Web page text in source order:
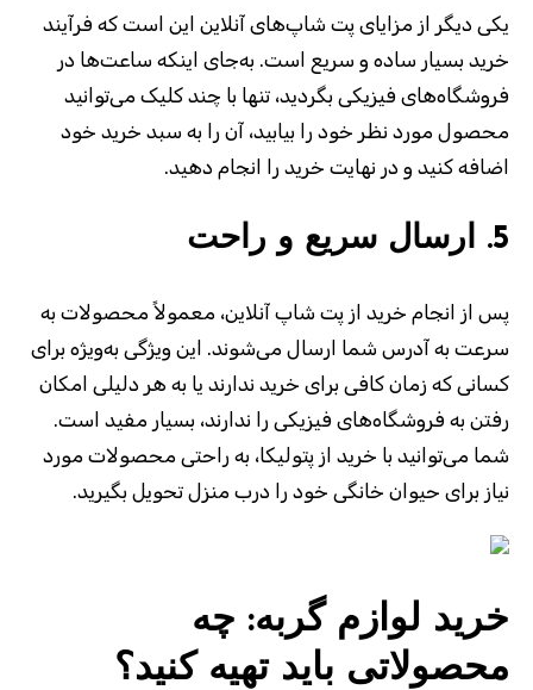
یکی دیگر از مزایای پت شاپ‌های آنلاین این است که فرآیند
خرید بسیار ساده و سریع است. به‌جای اینکه ساعت‌ها در
فروشگاه‌های فیزیکی بگردید، تنها با چند کلیک می‌توانید
محصول مورد نظر خود را بیابید، آن را به سبد خرید خود
اضافه کنید و در نهایت خرید را انجام دهید.
5. ارسال سریع و راحت
پس از انجام خرید از پت شاپ آنلاین، معمولاً محصولات به
سرعت به آدرس شما ارسال می‌شوند. این ویژگی به‌ویژه برای
کسانی که زمان کافی برای خرید ندارند یا به هر دلیلی امکان
رفتن به فروشگاه‌های فیزیکی را ندارند، بسیار مفید است.
شما می‌توانید با خرید از پتولیکا، به راحتی محصولات مورد
نیاز برای حیوان خانگی خود را درب منزل تحویل بگیرید.
خرید لوازم گربه: چه
محصولاتی باید تهیه کنید؟